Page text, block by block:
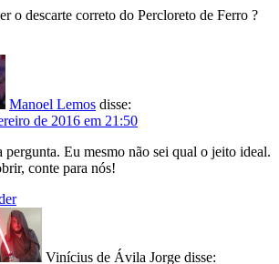
o descarte correto do Percloreto de Ferro ?
Manoel Lemos disse:
de 2016 em 21:50
pergunta. Eu mesmo não sei qual o jeito ideal.
conte para nós!
Vinícius de Ávila Jorge disse: